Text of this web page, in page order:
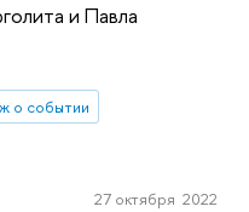
и Павла
о событии
27 октября 2022